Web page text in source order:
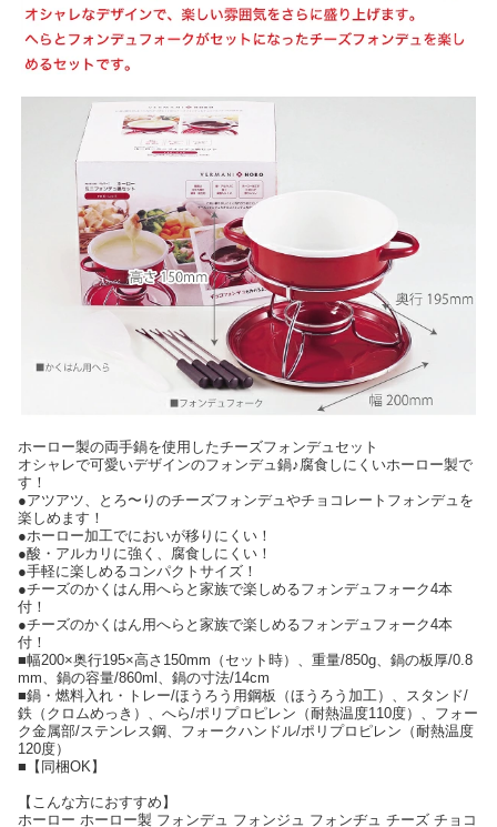
ホーロー製の両手鍋を使用したチーズフォンデュセット
オシャレで可愛いデザインのフォンデュ鍋♪腐食しにくいホーロー製で
す！
●アツアツ、とろ〜りのチーズフォンデュやチョコレートフォンデュを
楽しめます！
●ホーロー加工でにおいが移りにくい！
●酸・アルカリに強く、腐食しにくい！
●手軽に楽しめるコンパクトサイズ！
●チーズのかくはん用へらと家族で楽しめるフォンデュフォーク4本
付！
●チーズのかくはん用へらと家族で楽しめるフォンデュフォーク4本
付！
■幅200×奥行195×高さ150mm（セット時）、重量/850g、鍋の板厚/0.8
mm、鍋の容量/860ml、鍋の寸法/14cm
■鍋・燃料入れ・トレー/ほうろう用鋼板（ほうろう加工）、スタンド/
鉄（クロムめっき）、へら/ポリプロピレン（耐熱温度110度）、フォー
ク金属部/ステンレス鋼、フォークハンドル/ポリプロピレン（耐熱温度
120度）
■【同梱OK】
【こんな方におすすめ】
ホーロー ホーロー製 フォンデュ フォンジュ フォンヂュ チーズ チョコ